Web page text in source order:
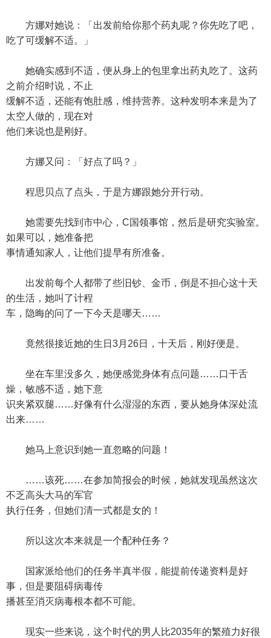
方娜对她说：「出发前给你那个药丸呢？你先吃了吧，
吃了可缓解不适。」
她确实感到不适，便从身上的包里拿出药丸吃了。这药
之前介绍时说，不止
缓解不适，还能有饱肚感，维持营养。这种发明本来是为了
太空人做的，现在对
他们来说也是刚好。
方娜又问：「好点了吗？」
程思贝点了点头，于是方娜跟她分开行动。
她需要先找到市中心，C国领事馆，然后是研究实验室。
如果可以，她准备把
事情通知家人，让他们提早有所准备。
出发前每个人都带了些旧钞、金币，倒是不担心这十天
的生活，她叫了计程
车，隐晦的问了一下今天是哪天……
竟然很接近她的生日3月26日，十天后，刚好便是。
坐在车里没多久，她便感觉身体有点问题……口干舌
燥，敏感不适，她下意
识夹紧双腿……好像有什么湿湿的东西，要从她身体深处流
出来……
她马上意识到她一直忽略的问题！
……该死……在参加简报会的时候，她就发现虽然这次
不乏高头大马的军官
执行任务，但她们清一式都是女的！
所以这次本来就是一个配种任务？
国家派给他们的任务半真半假，能提前传递资料是好
事，但是要阻碍病毒传
播甚至消灭病毒根本都不可能。
现实一些来说，这个时代的男人比2035年的繁殖力好很